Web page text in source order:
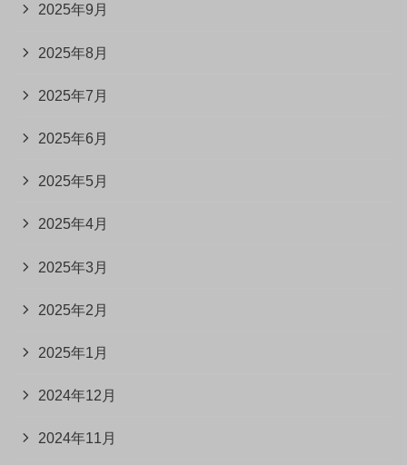
2025年9月
2025年8月
2025年7月
2025年6月
2025年5月
2025年4月
2025年3月
2025年2月
2025年1月
2024年12月
2024年11月